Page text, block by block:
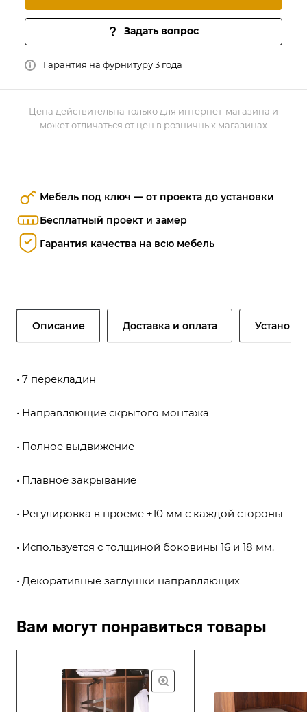
Мебель под ключ — от проекта до установки
Бесплатный проект и замер
Гарантия качества на всю мебель
Цена действительна только для интернет-магазина и
может отличаться от цен в розничных магазинах
Задать вопрос
Гарантия на фурнитуру 3 года
Описание Доставка и оплата Установка
• 7 перекладин
• Направляющие скрытого монтажа
• Полное выдвижение
• Плавное закрывание
• Регулировка в проеме +10 мм с каждой стороны
• Используется с толщиной боковины 16 и 18 мм.
• Декоративные заглушки направляющих
Вам могут понравиться товары